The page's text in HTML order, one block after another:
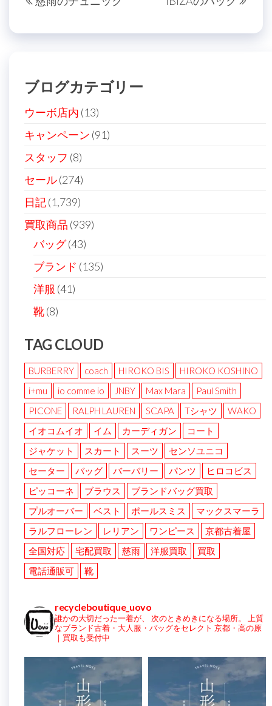
稿
ナ
ー
シ
ョ
ン
去
ブログカテゴリー
ウーボ店内 (13)
キャンペーン (91)
スタッフ (8)
セール(274)
日記(1,739)
買取商品 (939)
バッグ(43)
ブランド (135)
洋服 (41)
靴(8)
TAG CLOUD
BURBERRY coach HIROKO BIS
HIROKO KOSHINO
i+mu
io comme io JNBY Max Mara
Paul Smith
PICONE
RALPH LAUREN SCAPA Tシャツ
WAKO
イオコムイオ
イム カーディガン
コート
ジャケット
スカート スーツ
センソユニコ
セーター
バッグ バーバリー パンツ
ヒロコビス
ピッコーネ
ブラウス
ブランドバッグ買取
プルオーバー
ベスト ポールスミス
マックスマーラ
ラルフローレン
レリアン ワンピース
京都古着屋
全国対応
宅配買取 慈雨 洋服買取
買取
電話通販可
靴
recycleboutique_uovo
誰かの大切だった一着が、 次のときめきになる場所。
上質
なブランド古着・大人服・バッグをセレクト 京都・高の原
｜買取も受付中